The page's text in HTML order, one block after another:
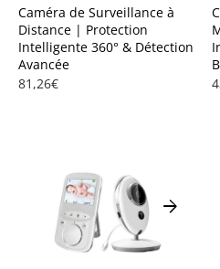
Caméra de Surveillance à
Distance | Protection
Intelligente 360° & Détection
Avancée
81,26€
arrow_forward